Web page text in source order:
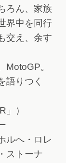
ろん、家族
界中を同行
交え、余す
MotoGP。
語りつく
）
ルへ・ロレ
ストーナ